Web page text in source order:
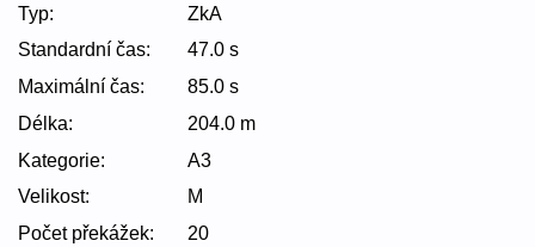
Typ:
ZkA
Standardní čas:
47.0 s
Maximální čas:
85.0 s
Délka:
204.0 m
Kategorie:
A3
Velikost:
M
Počet překážek:
20